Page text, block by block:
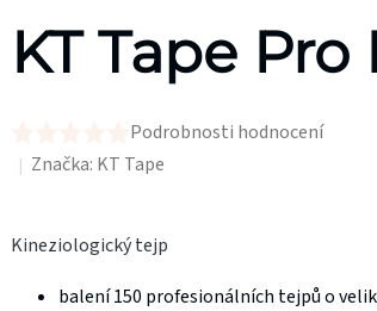
KT Tape
hodnocení
je
Podrobnosti hodnocení
Značka: KT Tape
Kineziologický tejp
balení 150 profesionálních tejpů o